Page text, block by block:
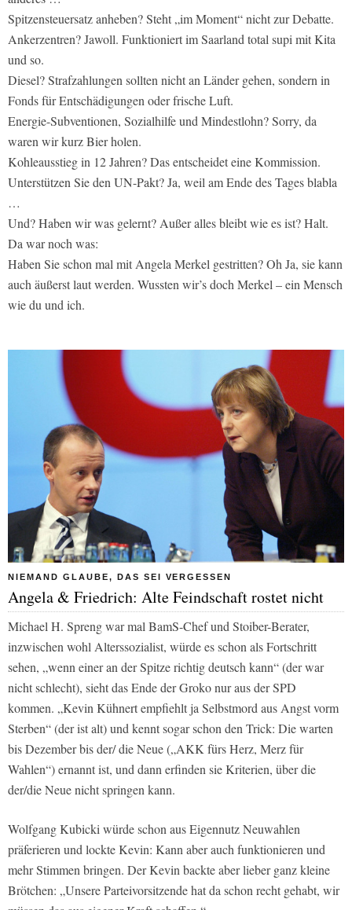
Spitzensteuersatz anheben? Steht „im Moment“ nicht zur Debatte.
Ankerzentren? Jawoll. Funktioniert im Saarland total supi mit Kita
und so.
Diesel? Strafzahlungen sollten nicht an Länder gehen, sondern in
Fonds für Entschädigungen oder frische Luft.
Energie-Subventionen, Sozialhilfe und Mindestlohn? Sorry, da
waren wir kurz Bier holen.
Kohleausstieg in 12 Jahren? Das entscheidet eine Kommission.
Unterstützen Sie den UN-Pakt? Ja, weil am Ende des Tages blabla
…
Und? Haben wir was gelernt? Außer alles bleibt wie es ist? Halt.
Da war noch was:
Haben Sie schon mal mit Angela Merkel gestritten? Oh Ja, sie kann
auch äußerst laut werden. Wussten wir’s doch Merkel – ein Mensch
wie du und ich.
NIEMAND GLAUBE, DAS SEI VERGESSEN
Angela & Friedrich: Alte Feindschaft rostet nicht
Michael H. Spreng war mal BamS-Chef und Stoiber-Berater,
inzwischen wohl Alterssozialist, würde es schon als Fortschritt
sehen, „wenn einer an der Spitze richtig deutsch kann“ (der war
nicht schlecht), sieht das Ende der Groko nur aus der SPD
kommen. „Kevin Kühnert empfiehlt ja Selbstmord aus Angst vorm
Sterben“ (der ist alt) und kennt sogar schon den Trick: Die warten
bis Dezember bis der/ die Neue („AKK fürs Herz, Merz für
Wahlen“) ernannt ist, und dann erfinden sie Kriterien, über die
der/die Neue nicht springen kann.
Wolfgang Kubicki würde schon aus Eigennutz Neuwahlen
präferieren und lockte Kevin: Kann aber auch funktionieren und
mehr Stimmen bringen. Der Kevin backte aber lieber ganz kleine
Brötchen: „Unsere Parteivorsitzende hat da schon recht gehabt, wir